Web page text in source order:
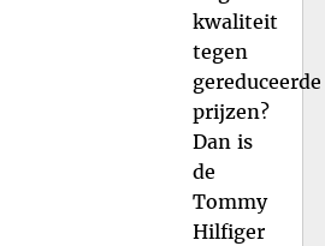
kwaliteit
tegen
gereduceerde
prijzen?
Dan is
de
Tommy
Hilfiger